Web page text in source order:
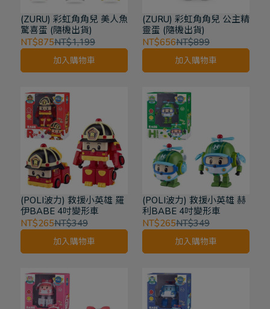
(ZURU) 彩虹角角兒 美人魚
驚喜蛋 (隨機出貨)
NT$875NT$1,199
加入購物車
(ZURU) 彩虹角角兒 公主精
靈蛋 (隨機出貨)
NT$656NT$899
加入購物車
(POLI波力) 救援小英雄 羅
伊BABE 4吋變形車
NT$265NT$349
加入購物車
(POLI波力) 救援小英雄 赫
利BABE 4吋變形車
NT$265NT$349
加入購物車